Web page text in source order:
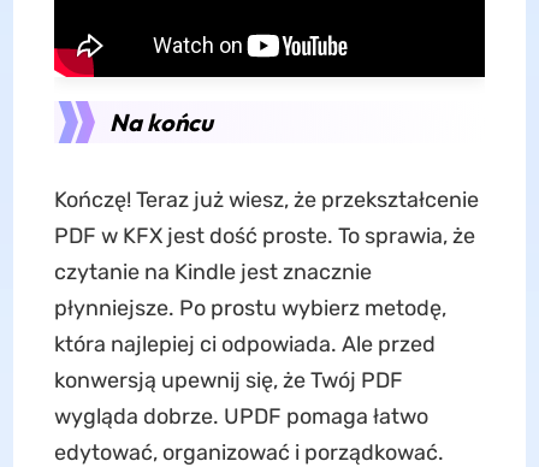
Na końcu
Kończę! Teraz już wiesz, że przekształcenie
PDF w KFX jest dość proste. To sprawia, że
czytanie na Kindle jest znacznie
płynniejsze. Po prostu wybierz metodę,
która najlepiej ci odpowiada. Ale przed
konwersją upewnij się, że Twój PDF
wygląda dobrze. UPDF pomaga łatwo
edytować, organizować i porządkować.